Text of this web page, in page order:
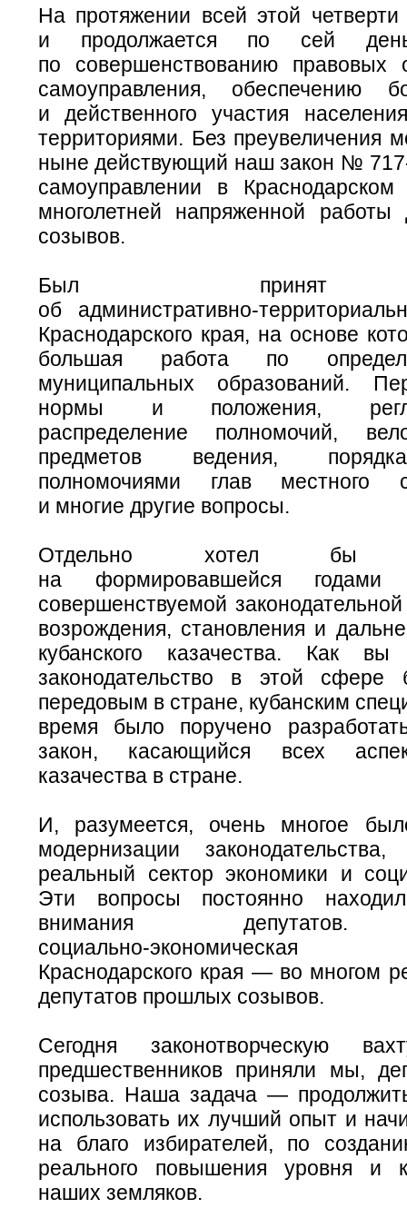
На протяжении всей этой
и продолжается по сей
по совершенствованию правовых
самоуправления, обеспечению
и действенного участия
территориями. Без преувеличения
ныне действующий наш закон №
самоуправлении в
многолетней напряженной работы
созывов.
Был принят
об административно-
Краснодарского края, на основе
большая работа по
муниципальных образований.
нормы и положения,
распределение полномочий,
предметов ведения,
полномочиями глав местного
и многие другие вопросы.
Отдельно хотел бы
на формировавшейся годами
совершенствуемой
возрождения, становления и
кубанского казачества. Как
законодательство в этой сфере
передовым в стране, кубанским
время было поручено
закон, касающийся всех
казачества в стране.
И, разумеется, очень многое
модернизации законодательства,
реальный сектор экономики и
Эти вопросы постоянно
внимания депутатов.
социально-экономическая
Краснодарского края — во многом
депутатов прошлых созывов.
Сегодня законотворческую
предшественников приняли мы,
созыва. Наша задача —
использовать их лучший опыт и
на благо избирателей, по
реального повышения уровня и
наших земляков.